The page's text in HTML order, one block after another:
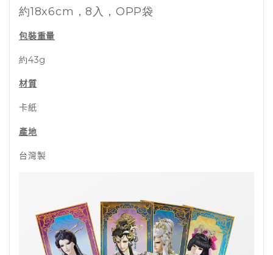
約18x6cm ，8入，OPP袋
包裝重量
約43g
材質
卡紙
產地
台灣製